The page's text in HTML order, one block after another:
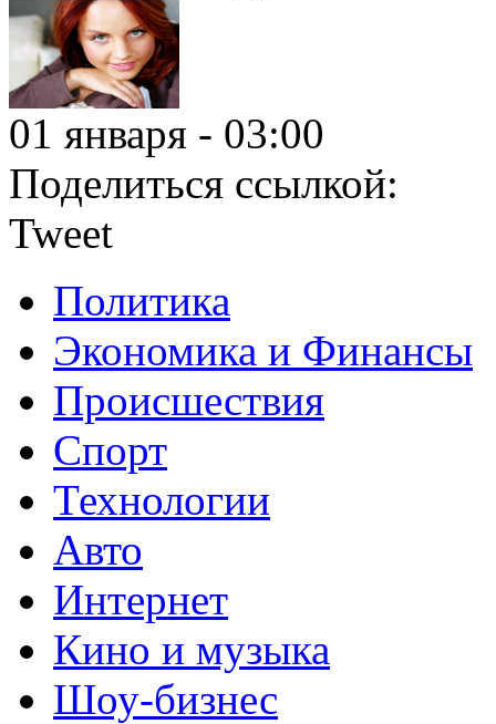
01 января - 03:00
Поделиться ссылкой:
Tweet
Политика
Экономика и Финансы
Происшествия
Спорт
Технологии
Авто
Интернет
Кино и музыка
Шоу-бизнес